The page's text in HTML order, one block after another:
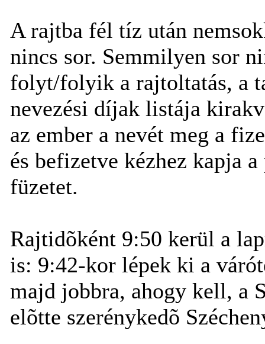
A rajtba fél tíz után
nincs sor. Semmilyen sor
folyt/folyik a rajtoltatás, a
nevezési díjak listája
az ember a nevét meg a
és befizetve kézhez kapja
füzetet.
Rajtidõként 9:50 kerül a
is: 9:42-kor lépek ki a
majd jobbra, ahogy kell, a
elõtte szerénykedõ